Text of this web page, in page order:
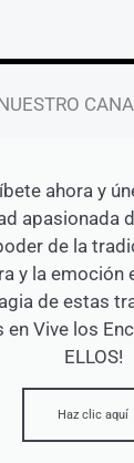
ahora y
apasionada
de la
y la emoción
de estas
Vive los
ELLOS!
Haz clic aquí